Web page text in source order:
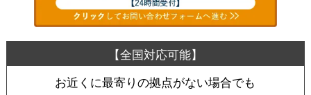
お近くに最寄りの拠点がない場合でも